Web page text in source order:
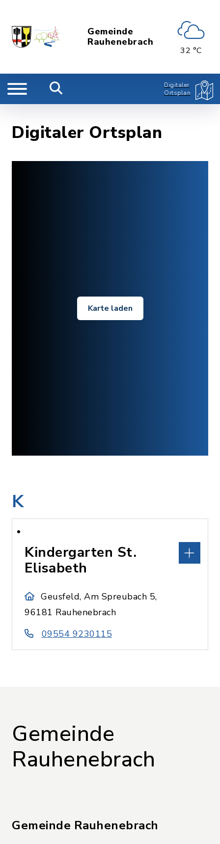
Gemeinde
Rauhenebrach
32 °C
Digitaler
Ortsplan
Digitaler Ortsplan
Karte laden
K
Kindergarten St.
Elisabeth
Geusfeld, Am Spreubach 5,
96181 Rauhenebrach
09554 9230115
Gemeinde
Rauhenebrach
Gemeinde Rauhenebrach